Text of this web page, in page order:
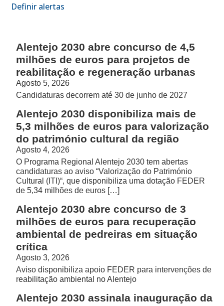
Definir alertas
Alentejo 2030 abre concurso de 4,5
milhões de euros para projetos de
reabilitação e regeneração urbanas
Agosto 5, 2026
Candidaturas decorrem até 30 de junho de 2027
Alentejo 2030 disponibiliza mais de
5,3 milhões de euros para valorização
do património cultural da região
Agosto 4, 2026
O Programa Regional Alentejo 2030 tem abertas
candidaturas ao aviso “Valorização do Património
Cultural (ITI)“, que disponibiliza uma dotação FEDER
de 5,34 milhões de euros […]
Alentejo 2030 abre concurso de 3
milhões de euros para recuperação
ambiental de pedreiras em situação
crítica
Agosto 3, 2026
Aviso disponibiliza apoio FEDER para intervenções de
reabilitação ambiental no Alentejo
Alentejo 2030 assinala inauguração da